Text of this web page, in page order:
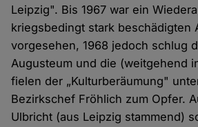
Leipzig". Bis 1967 war ein
kriegsbedingt stark beschädigten
vorgesehen, 1968 jedoch schlug
Augusteum und die (weitgehend
fielen der „Kulturberäumung"
Bezirkschef Fröhlich zum Opfer.
Ulbricht (aus Leipzig stammend)